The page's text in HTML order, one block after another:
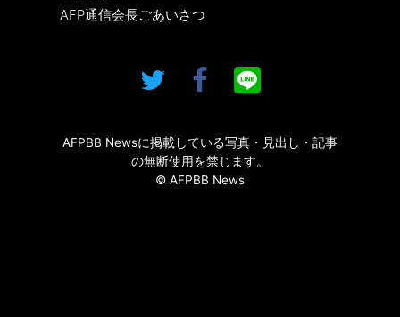
AFP通信会長ごあいさつ
AFPBB Newsに掲載している写真・見出し・記事
の無断使用を禁じます。
© AFPBB News